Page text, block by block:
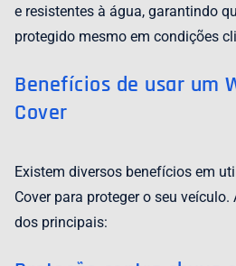
e resistentes à água, garantindo
protegido mesmo em condições
Benefícios de usar um
Cover
Existem diversos benefícios em
Cover para proteger o seu
dos principais: